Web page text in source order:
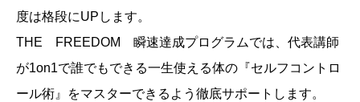
度は格段にUPします。
THE FREEDOM 瞬速達成プログラムでは、代表講師
が1on1で誰でもできる一生使える体の『セルフコントロ
ール術』をマスターできるよう徹底サポートします。